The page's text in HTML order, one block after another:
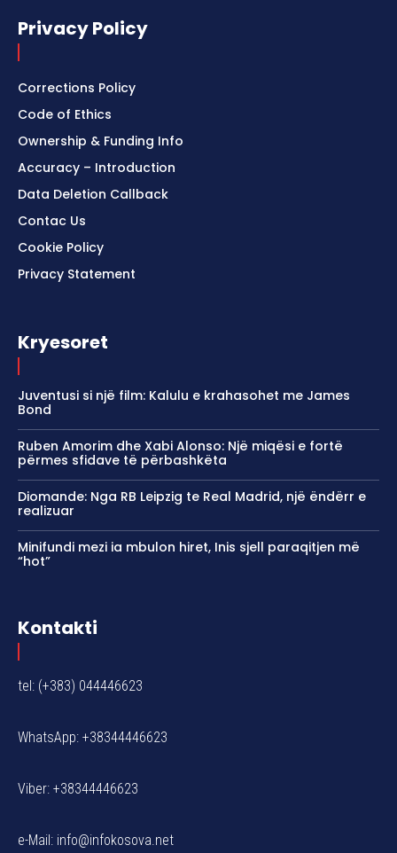
Privacy Policy
Corrections Policy
Code of Ethics
Ownership & Funding Info
Accuracy – Introduction
Data Deletion Callback
Contac Us
Cookie Policy
Privacy Statement
Kryesoret
Juventusi si një film: Kalulu e krahasohet me James
Bond
Ruben Amorim dhe Xabi Alonso: Një miqësi e fortë
përmes sfidave të përbashkëta
Diomande: Nga RB Leipzig te Real Madrid, një ëndërr e
realizuar
Minifundi mezi ia mbulon hiret, Inis sjell paraqitjen më
“hot”
Kontakti
tel: (+383) 044446623
WhatsApp: +38344446623
Viber: +38344446623
e-Mail: info@infokosova.net